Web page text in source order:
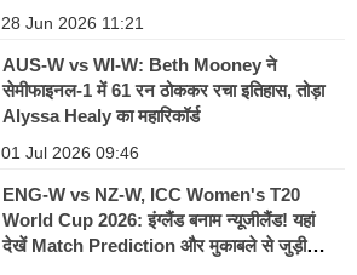
28 Jun 2026 11:21
AUS-W vs WI-W: Beth Mooney ने
सेमीफाइनल-1 में 61 रन ठोककर रचा इतिहास, तोड़ा
Alyssa Healy का महारिकॉर्ड
01 Jul 2026 09:46
ENG-W vs NZ-W, ICC Women's T20
World Cup 2026: इंग्लैंड बनाम न्यूजीलैंड! यहां
देखें Match Prediction और मुकाबले से जुड़ी
सभी जानकारी